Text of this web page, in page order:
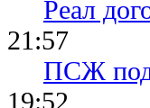
Реал
21:57
ПСЖ
19:52